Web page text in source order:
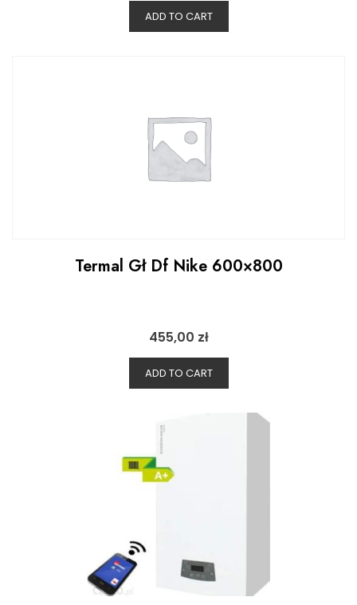
ADD TO CART
Termal Gł Df Nike 600×800
455,00 zł
ADD TO CART